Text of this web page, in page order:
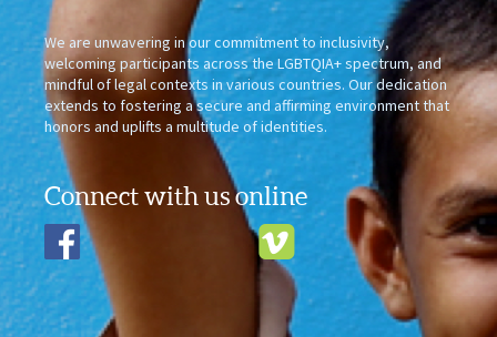
We are unwavering in our commitment to inclusivity,
welcoming participants across the LGBTQIA+ spectrum, and
mindful of legal contexts in various countries. Our dedication
extends to fostering a secure and affirming environment that
honors and uplifts a multitude of identities.
Connect with us online